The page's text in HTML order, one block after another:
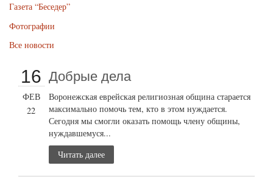
Газета “Беседер”
Фотографии
Все новости
16
ФЕВ
22
Добрые дела
Воронежская еврейская религиозная община старается
максимально помочь тем, кто в этом нуждается.
Сегодня мы смогли оказать помощь члену общины,
нуждавшемуся...
Читать далее